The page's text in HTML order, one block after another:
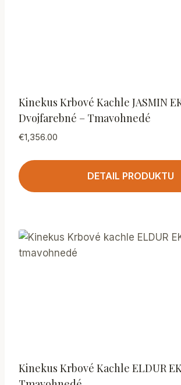
Kinekus Krbové Kachle JASMIN
Dvojfarebné – Tmavohnedé
€1,356.00
DETAIL PRODUKTU
Kinekus Krbové Kachle ELDUR